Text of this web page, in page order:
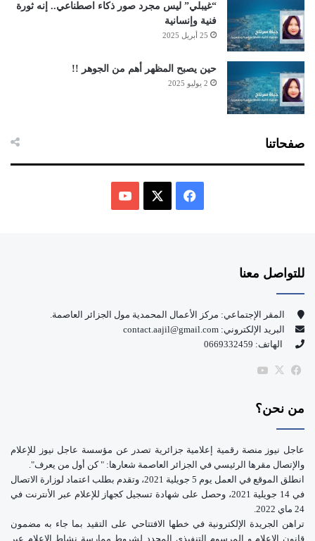
“غيبلي” ليس مجرد صور ذكاء اصطناعي.. إنه ثورة
فنية وإنسانية
25 أبريل 2025
حين يصبح المظهر أهم من الجوهر !!
2 يوليو 2025
صفحاتنا
و
ك
للتواصل معنا
المقر الإجتماعي: مركز الأعمال المحمدية مول الجزائر العاصمة.
البريد الإلكتروني: contact.aajil@gmail.com
الهاتف: 0669332459
فيسبوك
‫X
من نحن؟
عاجل نيوز منصة رقمية إعلامية جزائرية تصدر عن مؤسسة عاجل نيوز للإعلام
والإتصال مقرها الرئيسي في الجزائر العاصمة شعارها: " كن أول من يعرف".
انطلق الموقع في العمل يوم 5 جويلية 2021، وتقدم بطلب اعتماد لوزارة الاتصال
في 14 جويلية 2021، وحصل على شهادة تسجيل كجهاز للإعلام عبر الأنترنت في
24 ماي 2022.
تراهن الجريدة الإلكترونية في خطها الافتتاحي على التقيد بما جاء به مضمون
قانون الإعلام و المرسوم التنفيذي المحدد لشروط ممارسة نشاط الإعلام عبر